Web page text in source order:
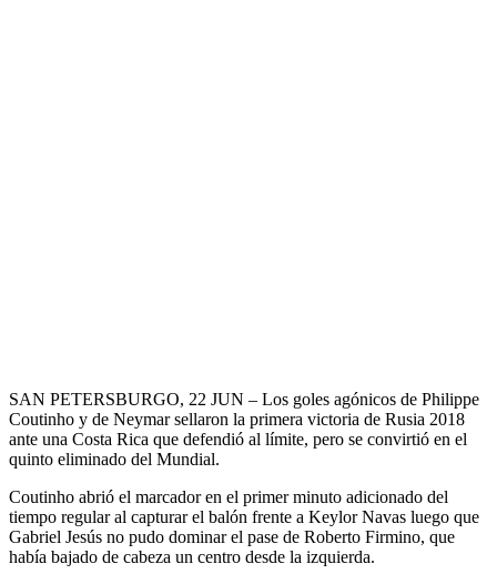
SAN PETERSBURGO, 22 JUN – Los goles agónicos de Philippe
Coutinho y de Neymar sellaron la primera victoria de Rusia 2018
ante una Costa Rica que defendió al límite, pero se convirtió en el
quinto eliminado del Mundial.
Coutinho abrió el marcador en el primer minuto adicionado del
tiempo regular al capturar el balón frente a Keylor Navas luego que
Gabriel Jesús no pudo dominar el pase de Roberto Firmino, que
había bajado de cabeza un centro desde la izquierda.